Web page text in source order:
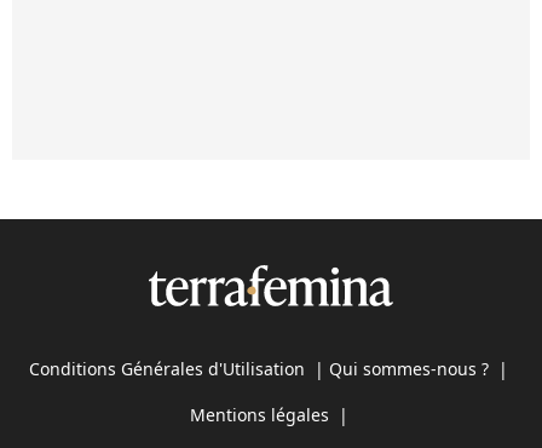
Conditions Générales d'Utilisation | Qui sommes-nous ? |
Mentions légales |